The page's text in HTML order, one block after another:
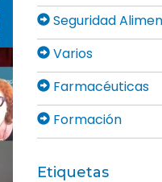
Seguridad
Varios
Farmacéuticas
Formación
Etiquetas